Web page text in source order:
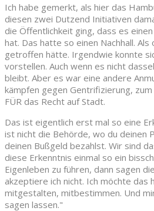
Ich habe gemerkt, als hier das
diesen zwei Dutzend Initiativen
die Öffentlichkeit ging, dass es
hat. Das hatte so einen Nachhall.
getroffen hätte. Irgendwie konnte
vorstellen. Auch wenn es nicht
bleibt. Aber es war eine andere
kämpfen gegen Gentrifizierung,
FÜR das Recht auf Stadt.
Das ist eigentlich erst mal so eine
ist nicht die Behörde, wo du deinen
deinen Bußgeld bezahlst. Wir sind
diese Erkenntnis einmal so ein
Eigenleben zu führen, dann sagen
akzeptiere ich nicht. Ich möchte das
mitgestalten, mitbestimmen. Und
sagen lassen."